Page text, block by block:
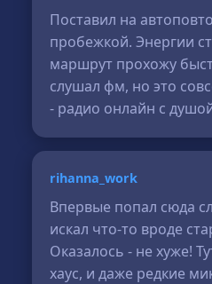
Поставил на
пробежкой. Энергии
маршрут прохожу
слушал фм, но это
- радио онлайн с
rihanna_work
Впервые попал сюда
искал что-то вроде
Оказалось - не хуже!
хаус, и даже редкие